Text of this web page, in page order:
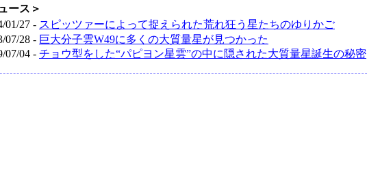
ース＞
01/27 - スピッツァーによって捉えられた荒れ狂う星たちのゆりかご
07/28 - 巨大分子雲W49に多くの大質量星が見つかった
07/04 - チョウ型をした“パピヨン星雲”の中に隠された大質量星誕生の秘密